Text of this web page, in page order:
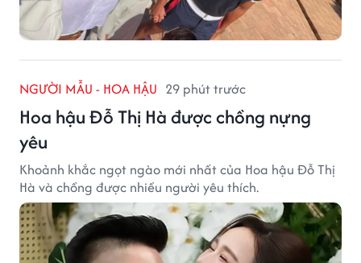
NGƯỜI MẪU - HOA HẬU 29 phút trước
Hoa hậu Đỗ Thị Hà được chồng nựng
yêu
Khoảnh khắc ngọt ngào mới nhất của Hoa hậu Đỗ Thị
Hà và chồng được nhiều người yêu thích.